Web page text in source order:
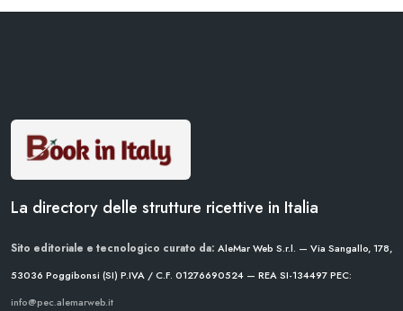
La directory delle strutture ricettive in Italia
Sito editoriale e tecnologico curato da: AleMar Web S.r.l. — Via Sangallo, 178,
53036 Poggibonsi (SI) P.IVA / C.F. 01276690524 — REA SI-134497PEC:
info@pec.alemarweb.it